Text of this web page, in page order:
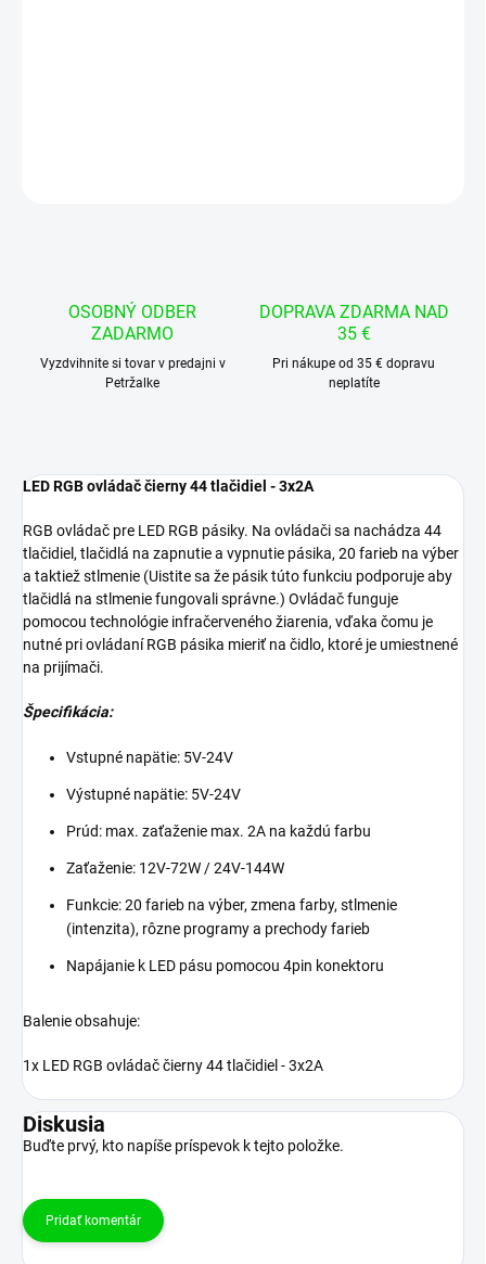
OSOBNÝ ODBER
ZADARMO
Vyzdvihnite si tovar v predajni v
Petržalke
DOPRAVA ZDARMA NAD
35 €
Pri nákupe od 35 € dopravu
neplatíte
LED RGB ovládač čierny 44 tlačidiel - 3x2A
RGB ovládač pre LED RGB pásiky. Na ovládači sa nachádza 44
tlačidiel, tlačidlá na zapnutie a vypnutie pásika, 20 farieb na výber
a taktiež stlmenie (Uistite sa že pásik túto funkciu podporuje aby
tlačidlá na stlmenie fungovali správne.) Ovládač funguje
pomocou technológie infračerveného žiarenia, vďaka čomu je
nutné pri ovládaní RGB pásika mieriť na čidlo, ktoré je umiestnené
na prijímači.
Špecifikácia:
Vstupné napätie: 5V-24V
Výstupné napätie: 5V-24V
Prúd: max. zaťaženie max. 2A na každú farbu
Zaťaženie: 12V-72W / 24V-144W
Funkcie: 20 farieb na výber, zmena farby, stlmenie
(intenzita), rôzne programy a prechody farieb
Napájanie k LED pásu pomocou 4pin konektoru
Balenie obsahuje:
1x LED RGB ovládač čierny 44 tlačidiel - 3x2A
Diskusia
Buďte prvý, kto napíše príspevok k tejto položke.
Pridať komentár